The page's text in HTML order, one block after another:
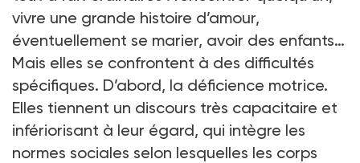
vivre une grande histoire d’amour,
éventuellement se marier, avoir des enfants…
Mais elles se confrontent à des difficultés
spécifiques. D’abord, la déficience motrice.
Elles tiennent un discours très capacitaire et
infériorisant à leur égard, qui intègre les
normes sociales selon lesquelles les corps